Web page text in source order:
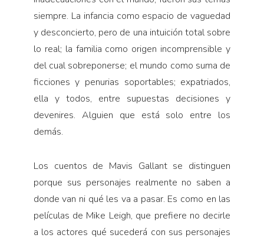
siempre. La infancia como espacio de vaguedad
y desconcierto, pero de una intuición total sobre
lo real; la familia como origen incomprensible y
del cual sobreponerse; el mundo como suma de
ficciones y penurias soportables; expatriados,
ella y todos, entre supuestas decisiones y
devenires. Alguien que está solo entre los
demás.
Los cuentos de Mavis Gallant se distinguen
porque sus personajes realmente no saben a
donde van ni qué les va a pasar. Es como en las
películas de Mike Leigh, que prefiere no decirle
a los actores qué sucederá con sus personajes